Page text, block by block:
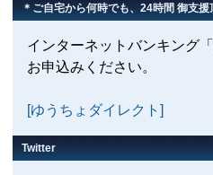
＊ご自宅から何時でも、24時間 御支援
インターネットバンキング
お申込みください。
[ゆうちょダイレクト]
Twitter